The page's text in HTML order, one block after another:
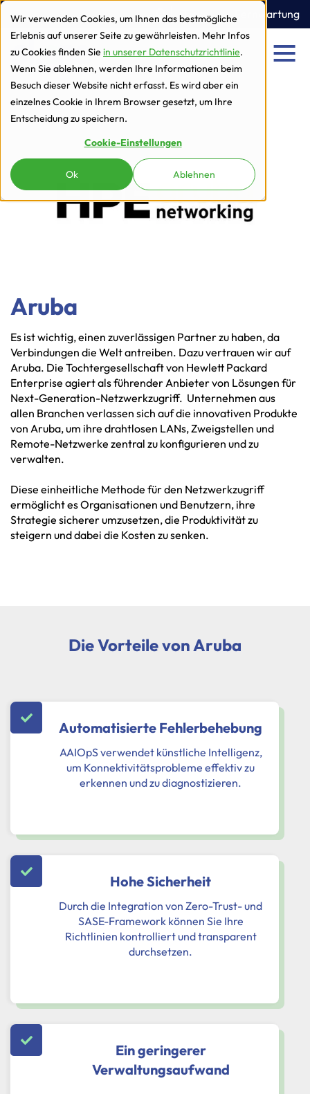
Wir verwenden Cookies, um Ihnen das bestmögliche
Erlebnis auf unserer Seite zu gewährleisten. Mehr Infos
zu Cookies finden Sie in unserer Datenschutzrichtlinie.
Wenn Sie ablehnen, werden Ihre Informationen beim
Besuch dieser Website nicht erfasst. Es wird aber ein
einzelnes Cookie in Ihrem Browser gesetzt, um Ihre
Entscheidung zu speichern.
Cookie-Einstellungen
Ok Ablehnen
zur Navigation
zum Inhalt
Ticket Fernwartung
Menu
Aruba
Es ist wichtig, einen zuverlässigen Partner zu haben, da
Verbindungen die Welt antreiben. Dazu vertrauen wir auf
Aruba. Die Tochtergesellschaft von Hewlett Packard
Enterprise agiert als führender Anbieter von Lösungen für
Next-Generation-Netzwerkzugriff. Unternehmen aus
allen Branchen verlassen sich auf die innovativen Produkte
von Aruba, um ihre drahtlosen LANs, Zweigstellen und
Remote-Netzwerke zentral zu konfigurieren und zu
verwalten.
Diese einheitliche Methode für den Netzwerkzugriff
ermöglicht es Organisationen und Benutzern, ihre
Strategie sicherer umzusetzen, die Produktivität zu
steigern und dabei die Kosten zu senken.
Die Vorteile von Aruba
Automatisierte Fehlerbehebung
AAIOpS verwendet künstliche Intelligenz,
um Konnektivitätsprobleme effektiv zu
erkennen und zu diagnostizieren.
Hohe Sicherheit
Durch die Integration von Zero-Trust- und
SASE-Framework können Sie Ihre
Richtlinien kontrolliert und transparent
durchsetzen.
Ein geringerer
Verwaltungsaufwand